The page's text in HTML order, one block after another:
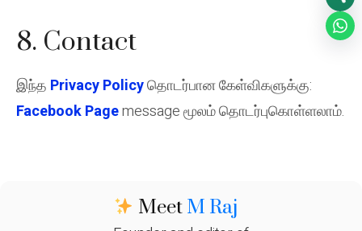
8. Contact
இந்த Privacy Policyதொடர்பான கேள்விகளுக்கு:
Facebook Pagemessage மூலம் தொடர்புகொள்ளலாம்.
Meet M Raj